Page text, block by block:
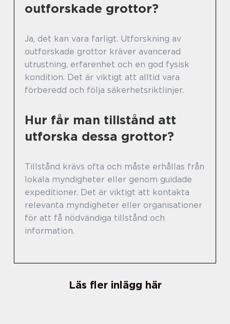
outforskade grottor?
Ja, det kan vara farligt. Utforskning av
outforskade grottor kräver avancerad
utrustning, erfarenhet och en god fysisk
kondition. Det är viktigt att alltid vara
förberedd och följa säkerhetsriktlinjer.
Hur får man tillstånd att
utforska dessa grottor?
Tillstånd krävs ofta och måste erhållas från
lokala myndigheter eller genom guidade
expeditioner. Det är viktigt att kontakta
relevanta myndigheter eller organisationer
för att få nödvändiga tillstånd och
information.
Läs fler inlägg här